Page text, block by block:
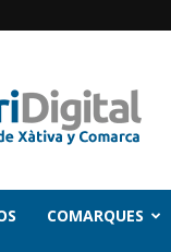
COMARQUES